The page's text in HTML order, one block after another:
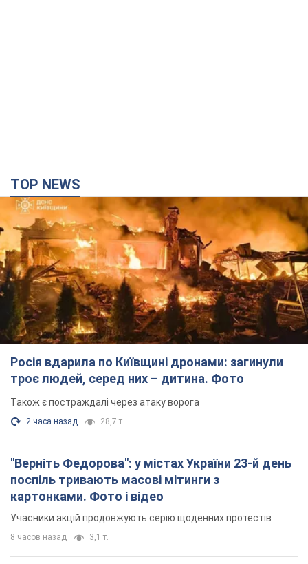
троє людей, серед них – дитина. Фото
Також є постраждалі через атаку ворога
2 часа назад 28,7 т.
"Верніть Федорова": у містах України 23-й день
поспіль тривають масові мітинги з
картонками. Фото і відео
Учасники акцій продовжують серію щоденних протестів
8 часов назад 3,1 т.
Сенат США схвалив законопроєкт Грема про
санкції проти Росії: що далі
Документ передбачає нові економічні обмеження
8 часов назад 6,2 т.